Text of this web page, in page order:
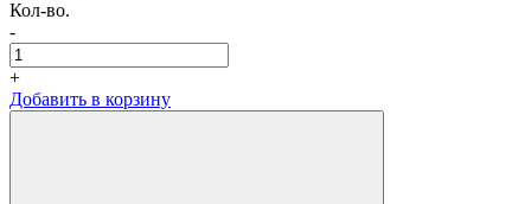
Кол-во.
-
+
Добавить в корзину